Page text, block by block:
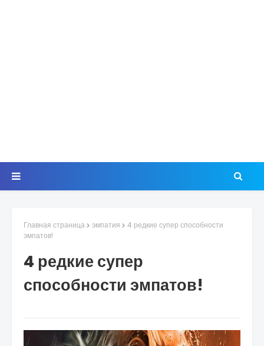
Главная страница эмпатия
4 редкие супер способности
эмпатов!
4 редкие супер
способности эмпатов!